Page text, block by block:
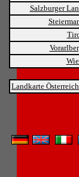
Salzburger
Landkarte Österreich